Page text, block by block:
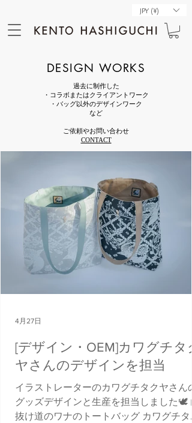
JPY (¥)
DESIGN WORKS
過去に制作した
・コラボまたはクライアントワーク
・バッグ以外のデザインワーク
​など
ご依頼やお問い合わせ
​CONTACT
[デザイン・OEM]カワグチタ
ヤさんのデザインを担当
イラストレーターのカワグチタクヤさんの
グッズデザインと生産を担当しました🕊️
抜け道のワナのトートバッグ カワグチタ
4月27日